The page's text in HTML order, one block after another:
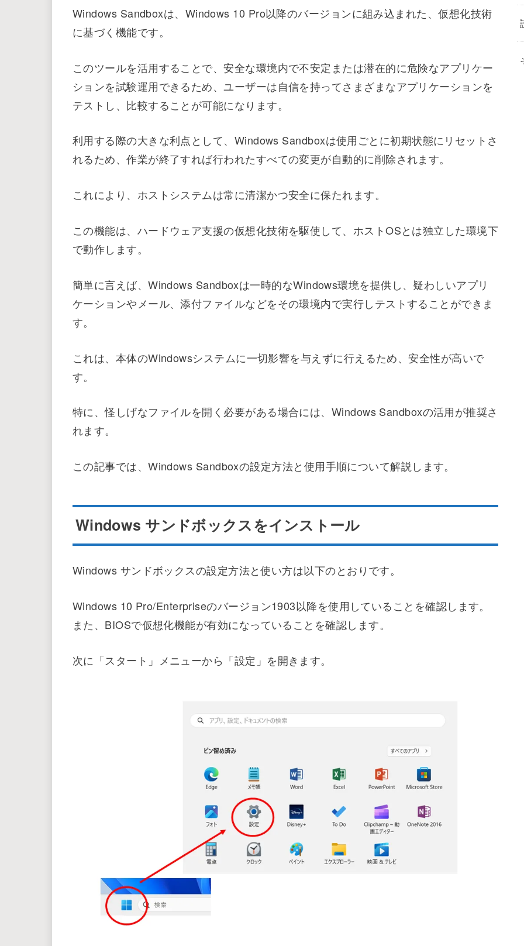
に基づく機能です。
このツールを活用することで、安全な環境内で不安定または潜在的に危険なアプリケー
ションを試験運用できるため、ユーザーは自信を持ってさまざまなアプリケーションを
利用する際の大きな利点として、Windows Sandboxは使用ごとに初期状態にリセットさ
れるため、作業が終了すれば行われたすべての変更が自動的に削除されます。
これにより、ホストシステムは常に清潔かつ安全に保たれます。
で動作します。
ケーションやメール、添付ファイルなどをその環境内で実行しテストすることができま
これは、本体のWindowsシステムに一切影響を与えずに行えるため、安全性が高いで
す。
特に、怪しげなファイルを開く必要がある場合には、Windows Sandboxの活用が推奨さ
この記事では、Windows Sandboxの設定方法と使用手順について解説します。
Windows 10 Pro/Enterpriseのバージョン1903以降を使用していることを確認します。
また、BIOSで仮想化機能が有効になっていることを確認します。
次に「スタート」メニューから「設定」を開きます。